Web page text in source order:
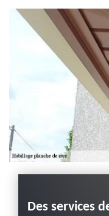
Haute-Loire
Des services